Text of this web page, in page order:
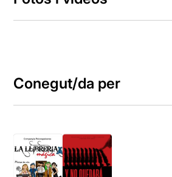
Conegut/da per